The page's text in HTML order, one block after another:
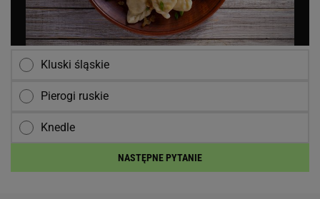
Kluski śląskie
Pierogi ruskie
Knedle
NASTĘPNE PYTANIE